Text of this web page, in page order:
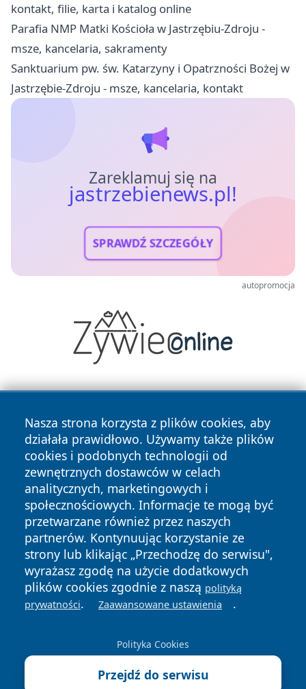
kontakt, filie, karta i katalog online
Parafia NMP Matki Kościoła w Jastrzębiu-Zdroju -
msze, kancelaria, sakramenty
Sanktuarium pw. św. Katarzyny i Opatrzności Bożej w
Jastrzębie-Zdroju - msze, kancelaria, kontakt
Zareklamuj się na
jastrzebienews.pl!
SPRAWDŹ SZCZEGÓŁY
autopromocja
Nasza strona korzysta z plików cookies, aby
działała prawidłowo. Używamy także plików
cookies i podobnych technologii od
zewnętrznych dostawców w celach
analitycznych, marketingowych i
społecznościowych. Informacje te mogą być
przetwarzane również przez naszych
partnerów. Kontynuując korzystanie ze
strony lub klikając „Przechodzę do serwisu",
wyrażasz zgodę na użycie dodatkowych
plików cookies zgodnie z naszą polityką
prywatności. Zaawansowane ustawienia .
Polityka Cookies
Przejdź do serwisu
Copyright © 2026 jastrzebienews.pl Wszystkie prawa
zastrzeżone.
News Autorzy
Polityka
Prywatności
Polityka
Cookies